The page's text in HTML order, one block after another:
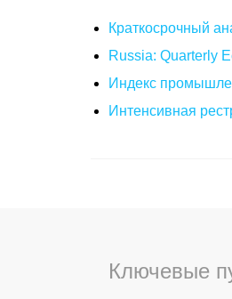
Краткосрочный
Russia: Quarterly
Индекс
Интенсивная
Ключевые